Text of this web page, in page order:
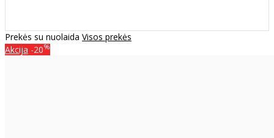
Prekės su nuolaida Visos prekės
Akcija -20%